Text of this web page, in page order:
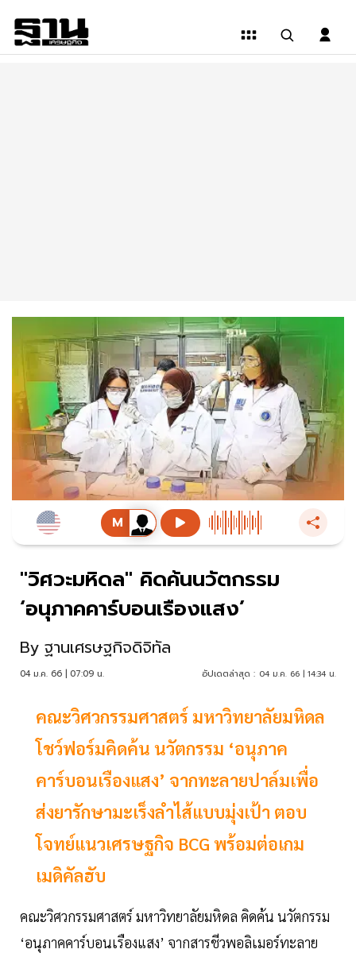
"วิศวะมหิดล" คิดค้นนวัตกรรม
‘อนุภาคคาร์บอนเรืองแสง’
By ฐานเศรษฐกิจดิจิทัล
04 ม.ค. 66 | 07:09 น. อัปเดตล่าสุด : 04 ม.ค. 66 | 14:34 น.
คณะวิศวกรรมศาสตร์ มหาวิทยาลัยมหิดล
โชว์ฟอร์มคิดค้น นวัตกรรม ‘อนุภาค
คาร์บอนเรืองแสง’ จากทะลายปาล์มเพื่อ
ส่งยารักษามะเร็งลำไส้แบบมุ่งเป้า ตอบ
โจทย์แนวเศรษฐกิจ BCG พร้อมต่อเกม
เมดิคัลฮับ
คณะวิศวกรรมศาสตร์ มหาวิทยาลัยมหิดล คิดค้น นวัตกรรม
‘อนุภาคคาร์บอนเรืองแสง’ จากสารชีวพอลิเมอร์ทะลาย